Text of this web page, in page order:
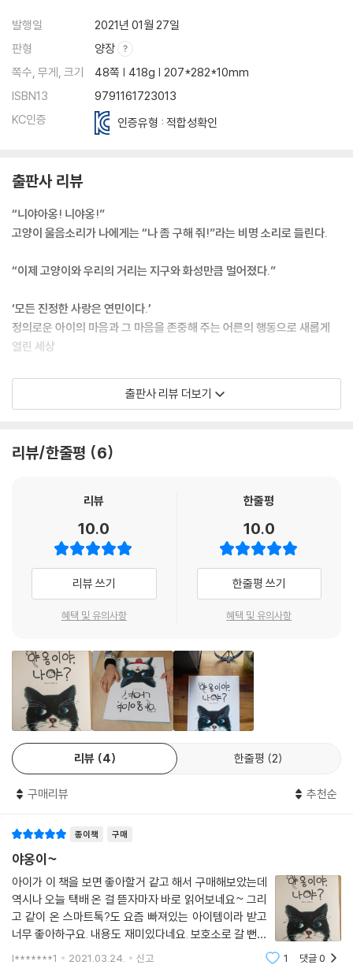
발행일
2021년 01월 27일
판형
양장
쪽수, 무게, 크기
48쪽 | 418g | 207*282*10mm
ISBN13
9791161723013
KC인증
인증유형 : 적합성확인
출판사 리뷰
“니야아옹! 니야옹!”
고양이 울음소리가 나에게는 “나 좀 구해 줘!”라는 비명 소리로 들린다.
“이제 고양이와 우리의 거리는 지구와 화성만큼 멀어졌다.”
‘모든 진정한 사랑은 연민이다.’
정의로운 아이의 마음과 그 마음을 존중해 주는 어른의 행동으로 새롭게
열린 세상
아이는 어린 길고양이가 우리와 같은 존재임을, 그런 고양이를 괴롭히는
일은 나쁜 짓이라는 것을 잘 알고 있다. 그래서 고양이를 괴롭히는 무리에
수 있었다. 또한 나무 밑에서 겁에 질린 고양이를 몇 시간이나 기다릴 수도
아마도 그 마음은 작고 힘없는 존재에 대한 연민과 그 존재에 대한 사랑이
있기에 아이의 마음도 어린 길고양이의 생명도 지킬 수 있지 않았을까?
길고양이가 한 식구가 되기까지의
감동적인 실화를 담은 아름다운 그림책 《야옹이야, 나야?》
라면》, 《진정한 일곱 살》, 《불곰에게 잡혀간 우리 아빠》 등 아이와 부모의
마음을 잘 담아내기로 유명한 허은미 작가가 기르는 고양이 이야기다. 아
니, 정확히 말하면 이름 없는 길고양이에서 ‘순덕이’라는 이름으로 한 식구
가 되기까지의 가족 탄생기이다. 작가는 순덕이 덕분에 세상을 향한 문 하
나가 열렸다고 했다. 전에는 안 보이던 길고양이들이 보이고, 전에는 들리
지 않던 고양이 울음소리가 이제는 들린다고 했다. 그림은 회화적인 그림
으로 자기 색깔이 분명한 전진경 화가가 그렸다. 따뜻하면서도 다채로운
상을 보여 주었듯이, 이 책이 우리 곁에 함께 사는 작은 생명을 보는 눈길을
집에서 가족의 사랑을 듬뿍 받으며 잘 지내고 있다.
출판사 리뷰 더보기
리뷰/한줄평 6
리뷰
10.0
리뷰 쓰기
혜택 및 유의사항
한줄평
10.0
한줄평 쓰기
혜택 및 유의사항
리뷰 4 한줄평 2
구매리뷰 추천순
종이책 구매
야옹이~
아이가 이 책을 보면 좋아할거 같고 해서 구매해보았는데
역시나 오늘 택배 온 걸 뜯자마자 바로 읽어보네요~ 그리
고 같이 온 스마트톡?도 요즘 빠져있는 아이템이라 받고
너무 좋아하구요. 내용도 재미있다네요. 보호소로 갈 뻔한
길고양이를 정말 새끼일 때부터 키웠는데 처음엔 반대했
l*******1 2021.03.24. 신고 1 댓글0